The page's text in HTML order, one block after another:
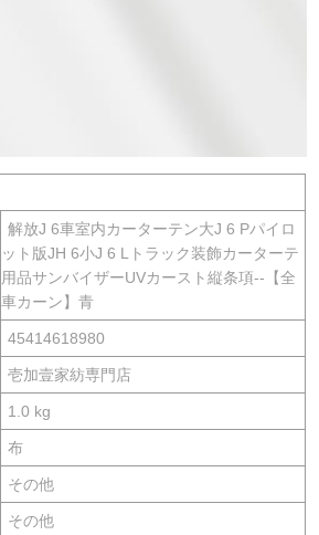
解放J 6車室内カーターテン大J 6 Pパイロ
ット版JH 6小J 6 Lトラック装飾カーターテ
用品サンバイザーUVカースト縦条項--【全
車カーン】青
45414618980
壱加壹家紡専門店
1.0 kg
布
その他
その他